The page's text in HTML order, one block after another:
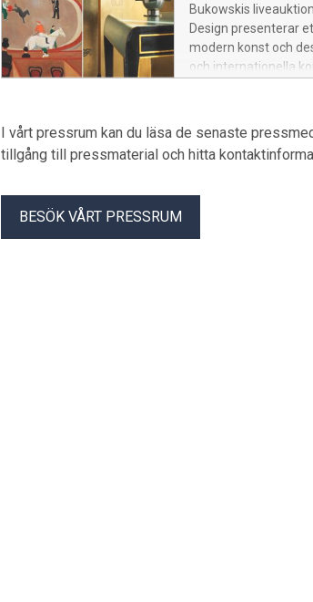
Bukowskis
Design presenterar
modern konst och
och internationella
Jolin och Gösta
design av några av
framstående
I vårt pressrum kan du läsa de senaste
tillgång till pressmaterial och hitta
BESÖK VÅRT PRESSRUM